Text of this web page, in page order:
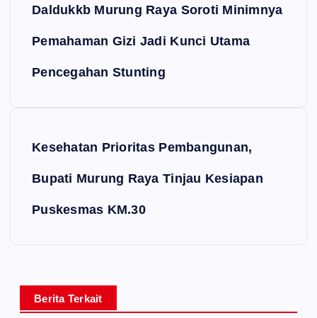
Daldukkb Murung Raya Soroti Minimnya
Pemahaman Gizi Jadi Kunci Utama
Pencegahan Stunting
Kesehatan Prioritas Pembangunan,
Bupati Murung Raya Tinjau Kesiapan
Puskesmas KM.30
Berita Terkait